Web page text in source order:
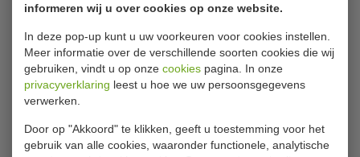
informeren wij u over cookies op onze website.
In deze pop-up kunt u uw voorkeuren voor cookies instellen.
Meer informatie over de verschillende soorten cookies die wij
gebruiken, vindt u op onze cookies pagina. In onze
privacyverklaring leest u hoe we uw persoonsgegevens
verwerken.
Door op "Akkoord" te klikken, geeft u toestemming voor het
gebruik van alle cookies, waaronder functionele, analytische
Hoge kwaliteit
Lang handvat
Eenvoudig te reinigen
Model
L 667
Lengte
30.5 cm
Materiaal
RVS